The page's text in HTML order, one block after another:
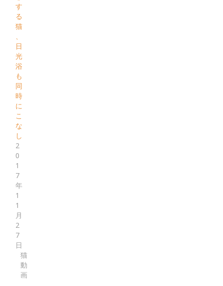
す
る
猫
、
日
光
浴
も
同
時
に
こ
な
し
2
0
1
7
年
1
1
月
2
7
日
猫
動
画